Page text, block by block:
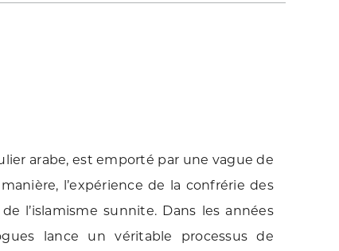
arabe, est emporté par une vague de
l’expérience de la confrérie des
l’islamisme sunnite. Dans les années
lance un véritable processus de